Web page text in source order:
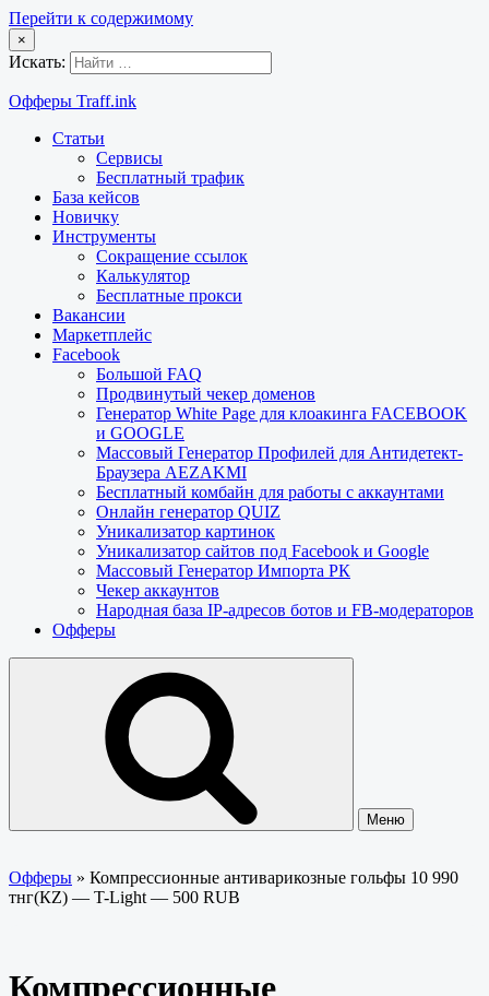
Перейти к содержимому
×
Искать:
Офферы Traff.ink
Статьи
Сервисы
Бесплатный трафик
База кейсов
Новичку
Инструменты
Сокращение ссылок
Калькулятор
Бесплатные прокси
Вакансии
Маркетплейс
Facebook
Большой FAQ
Продвинутый чекер доменов
Генератор White Page для клоакинга FACEBOOK
и GOOGLE
Массовый Генератор Профилей для Антидетект-
Браузера AEZAKMI
Бесплатный комбайн для работы с аккаунтами
Онлайн генератор QUIZ
Уникализатор картинок
Уникализатор сайтов под Facebook и Google
Массовый Генератор Импорта РК
Чекер аккаунтов
Народная база IP-адресов ботов и FB-модераторов
Офферы
Меню
Офферы » Компрессионные антиварикозные гольфы 10 990
тнг(КZ) — T-Light — 500 RUB
Компрессионные